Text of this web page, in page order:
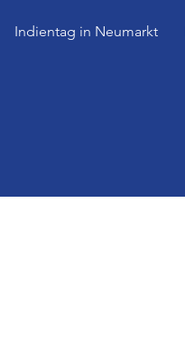
Indientag in Neumarkt